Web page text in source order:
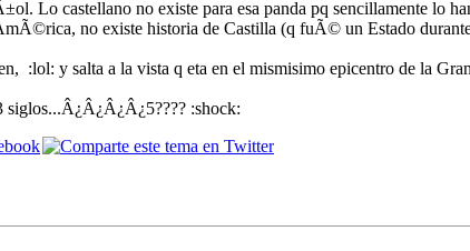
Lo castellano no existe para esa panda pq sencillamente lo
no existe historia de Castilla (q fuÃ© un Estado
:lol: y salta a la vista q eta en el mismisimo epicentro de la
siglos...Â¿Â¿Â¿Â¿5???? :shock: